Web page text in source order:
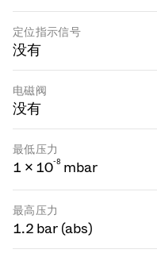
定位指示信号
没有
电磁阀
没有
最低压力
1 × 10-8 mbar
最高压力
1.2 bar (abs)